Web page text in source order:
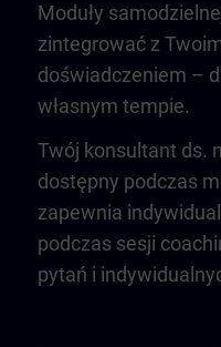
Moduły
zintegrować z
doświadczeniem –
własnym tempie.
Twój konsultant ds.
dostępny podczas
zapewnia
podczas sesji
pytań i